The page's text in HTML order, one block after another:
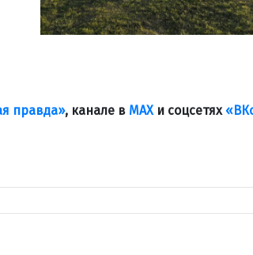
правда», канале в МАХ и соцсетях